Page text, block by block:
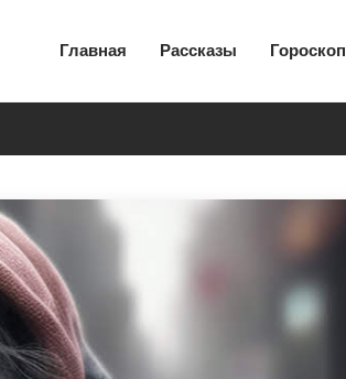
Главная Рассказы Гороскоп